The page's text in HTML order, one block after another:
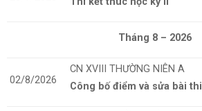
Tháng 8 – 2026
02/8/2026
CN XVIII THƯỜNG NIÊN A
Công bố điểm và sửa bài thi